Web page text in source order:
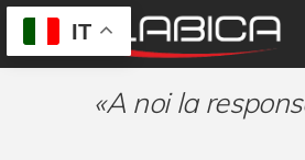
IT
«A noi la